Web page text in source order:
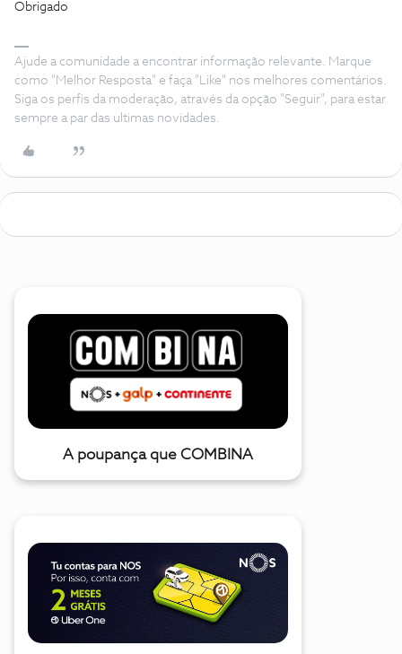
Obrigado
Ajude a comunidade a encontrar informação relevante. Marque
como "Melhor Resposta" e faça "Like" nos melhores comentários.
Siga os perfis da moderação, através da opção "Seguir", para estar
sempre a par das ultimas novidades.
A poupança que COMBINA